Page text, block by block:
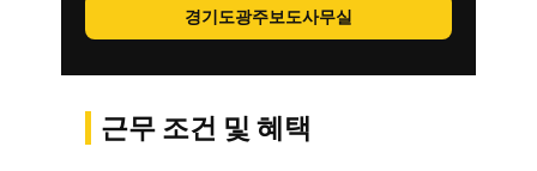
경기도광주보도사무실
근무 조건 및 혜택